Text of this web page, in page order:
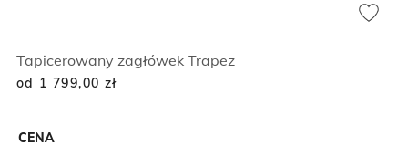
CENA
Tapicerowany zagłówek Trapez
od 1 799,00 zł